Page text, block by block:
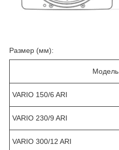
Размер (мм):
Модель
VARIO 150/6 ARI
VARIO 230/9 ARI
VARIO 300/12 ARI